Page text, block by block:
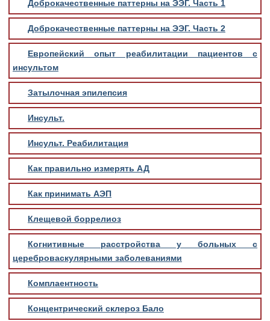
Доброкачественные паттерны на ЭЭГ. Часть 1
Доброкачественные паттерны на ЭЭГ. Часть 2
Европейский опыт реабилитации пациентов с
инсультом
Затылочная эпилепсия
Инсульт.
Инсульт. Реабилитация
Как правильно измерять АД
Как принимать АЭП
Клещевой боррелиоз
Когнитивные расстройства у больных с
цереброваскулярными заболеваниями
Комплаентность
Концентрический склероз Бало